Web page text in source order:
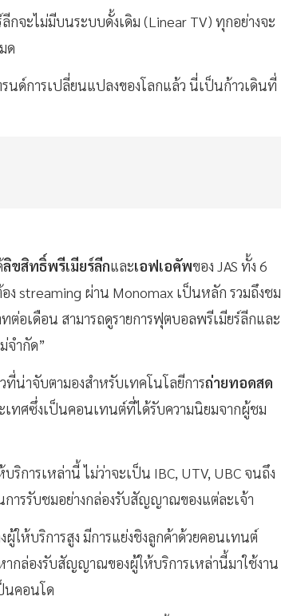
จะไม่มีบนระบบดั้งเดิม (Linear TV) ทุกอย่างจะ
ด
นด์การเปลี่ยนแปลงของโลกแล้ว นี่เป็นก้าวเดินที่
ลิขสิทธิ์พรีเมียร์ลีกและเอฟเอคัพของ JAS ทั้ง 6
ง streaming ผ่าน Monomax เป็นหลัก รวมถึงชม
ต่อเดือน สามารถดูรายการฟุตบอลพรีเมียร์ลีกและ
จำกัด”
ที่น่าจับตามองสำหรับเทคโนโลยีการถ่ายทอดสด
เทศซึ่งเป็นคอนเทนต์ที่ได้รับความนิยมจากผู้ชม
การเหล่านี้ ไม่ว่าจะเป็น IBC, UTV, UBC จนถึง
การรับชมอย่างกล่องรับสัญญาณของแต่ละเจ้า
ให้บริการสูง มีการแย่งชิงลูกค้าด้วยคอนเทนต์
ล่องรับสัญญาณของผู้ให้บริการเหล่านี้มาใช้งาน
นคอนโด